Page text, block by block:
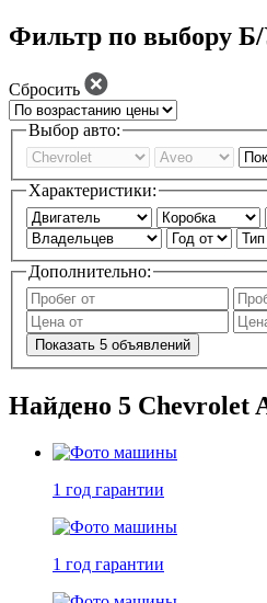
Фильтр по выбору
Сбросить
Выбор авто:
Характеристики:
Дополнительно:
Показать 5 объявлений
Найдено 5 Chevrolet
1 год гарантии
1 год гарантии